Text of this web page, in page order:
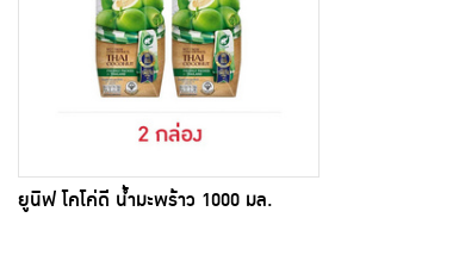
ยูนิฟ โคโค่ดี น้ำมะพร้าว 1000 มล.